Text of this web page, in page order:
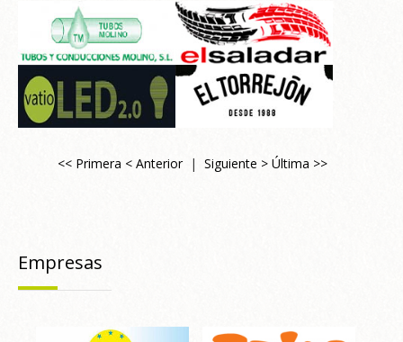
<< Primera < Anterior| Siguiente > Última >>
Empresas